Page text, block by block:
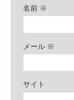
名前 ※
メール ※
サイト